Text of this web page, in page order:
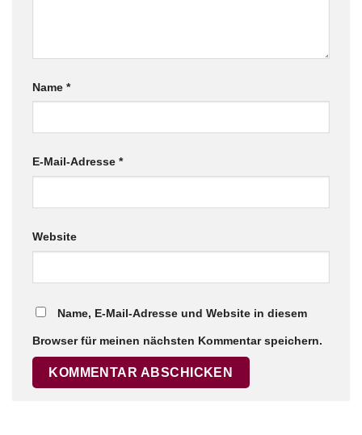
Name *
E-Mail-Adresse *
Website
Name, E-Mail-Adresse und Website in diesem
Browser für meinen nächsten Kommentar speichern.